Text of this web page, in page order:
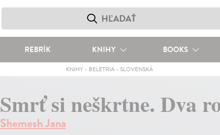
REBRÍK KNIHY BOOKS
KNIHY - BELETRIA - SLOVENSKÁ
Smrť si neškrtne. Dva
Shemesh Jana